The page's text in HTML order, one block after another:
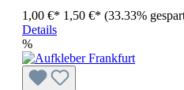
1,00 €* 1,50 €* (33.33%
Details
%